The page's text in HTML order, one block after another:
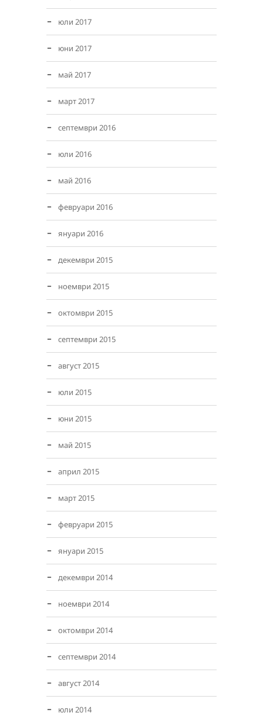
юли 2017
юни 2017
май 2017
март 2017
септември 2016
юли 2016
май 2016
февруари 2016
януари 2016
декември 2015
ноември 2015
октомври 2015
септември 2015
август 2015
юли 2015
юни 2015
май 2015
април 2015
март 2015
февруари 2015
януари 2015
декември 2014
ноември 2014
октомври 2014
септември 2014
август 2014
юли 2014